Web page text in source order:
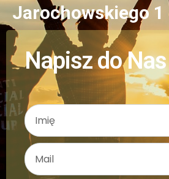
Jarochowskiego 1
Napisz do Nas